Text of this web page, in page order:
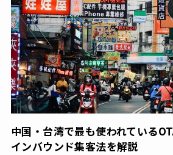
中国・台湾で最も使われている
インバウンド集客法を解説